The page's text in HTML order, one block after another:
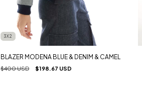
3X2
BLAZER MODENA BLUE & DENIM & CAMEL
$400 USD $198.67 USD